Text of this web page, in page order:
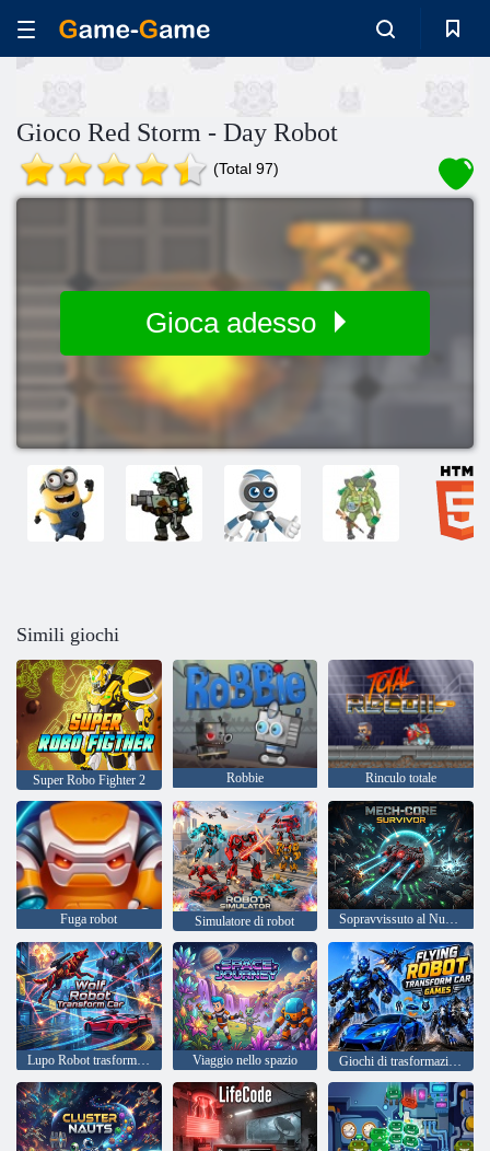
Gioco Red Storm - Day Robot
(Total 97)
Gioca adesso
Simili giochi
Super Robo Fighter 2 Robbie Rinculo totale
Fuga robot Simulatore di robot Sopravvissuto al Nucleo Mech
Lupo Robot trasforma l'auto Viaggio nello spazio Giochi di trasformazione di robot volanti